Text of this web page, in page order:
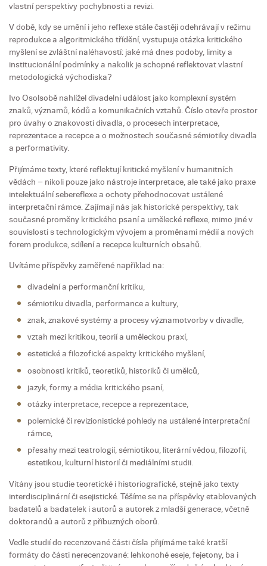
vlastní perspektivy pochybnosti a revizi.
V době, kdy se umění i jeho reflexe stále častěji odehrávají v režimu
reprodukce a algoritmického třídění, vystupuje otázka kritického
myšlení se zvláštní naléhavostí: jaké má dnes podoby, limity a
institucionální podmínky a nakolik je schopné reflektovat vlastní
metodologická východiska?
Ivo Osolsobě nahlížel divadelní událost jako komplexní systém
znaků, významů, kódů a komunikačních vztahů. Číslo otevře prostor
pro úvahy o znakovosti divadla, o procesech interpretace,
reprezentace a recepce a o možnostech současné sémiotiky divadla
a performativity.
Přijímáme texty, které reflektují kritické myšlení v humanitních
vědách – nikoli pouze jako nástroje interpretace, ale také jako praxe
intelektuální sebereflexe a ochoty přehodnocovat ustálené
interpretační rámce. Zajímají nás jak historické perspektivy, tak
současné proměny kritického psaní a umělecké reflexe, mimo jiné v
souvislosti s technologickým vývojem a proměnami médií a nových
forem produkce, sdílení a recepce kulturních obsahů.
Uvítáme příspěvky zaměřené například na:
divadelní a performanční kritiku,
sémiotiku divadla, performance a kultury,
znak, znakové systémy a procesy významotvorby v divadle,
vztah mezi kritikou, teorií a uměleckou praxí,
estetické a filozofické aspekty kritického myšlení,
osobnosti kritiků, teoretiků, historiků či umělců,
jazyk, formy a média kritického psaní,
otázky interpretace, recepce a reprezentace,
polemické či revizionistické pohledy na ustálené interpretační
rámce,
přesahy mezi teatrologií, sémiotikou, literární vědou, filozofií,
estetikou, kulturní historií či mediálními studii.
Vítány jsou studie teoretické i historiografické, stejně jako texty
interdisciplinární či esejistické. Těšíme se na příspěvky etablovaných
badatelů a badatelek i autorů a autorek z mladší generace, včetně
doktorandů a autorů z příbuzných oborů.
Vedle studií do recenzované části čísla přijímáme také kratší
formáty do části nerecenzované: lehkonohé eseje, fejetony, ba i